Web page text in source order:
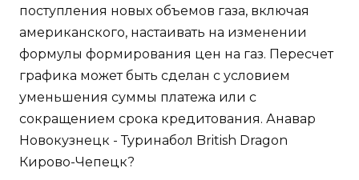
поступления новых объемов газа, включая
американского, настаивать на изменении
формулы формирования цен на газ. Пересчет
графика может быть сделан с условием
уменьшения суммы платежа или с
сокращением срока кредитования. Анавар
Новокузнецк - Туринабол British Dragon
Кирово-Чепецк?